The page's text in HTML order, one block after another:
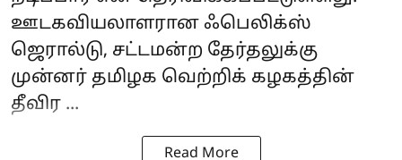
ஊடகவியலாளரான ஃபெலிக்ஸ்
ஜெரால்டு, சட்டமன்ற தேர்தலுக்கு
முன்னர் தமிழக வெற்றிக் கழகத்தின்
தீவிர ...
Read More